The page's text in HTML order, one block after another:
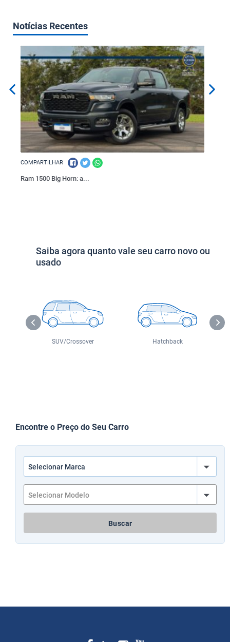
Notícias Recentes
COMPARTILHAR
Ram 1500 Big Horn: a...
Saiba agora quanto vale seu carro novo ou
usado
SUV/Crossover Hatchback
Encontre o Preço do Seu Carro
Buscar